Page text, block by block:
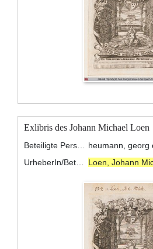
Exlibris des Johann Michael Loen
heumann, georg
Loen, Johann